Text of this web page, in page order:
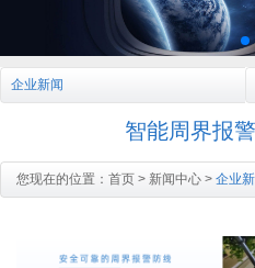
企业新闻
智能周界报
您现在的位置： 首页 > 新闻中心 > 企业